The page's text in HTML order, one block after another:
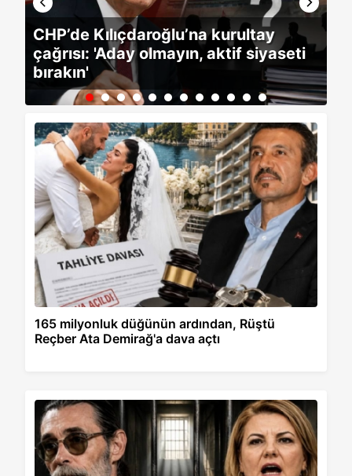
CHP’de Kılıçdaroğlu’na kurultay
çağrısı: 'Aday olmayın, aktif siyaseti
bırakın'
165 milyonluk düğünün ardından, Rüştü
Reçber Ata Demirağ'a dava açtı